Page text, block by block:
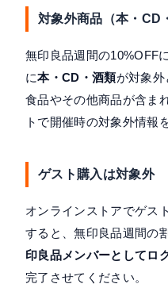
対象外商品（本・CD
無印良品週間の10%OFF
に本・CD・酒類が対象外
食品やその他商品が含ま
トで開催時の対象外情報
ゲスト購入は対象外
オンラインストアでゲス
すると、無印良品週間の
印良品メンバーとしてロ
完了させてください。